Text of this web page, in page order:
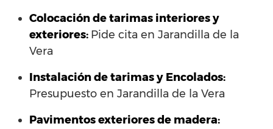
Colocación de tarimas interiores y
exteriores: Pide cita en Jarandilla de la
Vera
Instalación de tarimas y Encolados:
Presupuesto en Jarandilla de la Vera
Pavimentos exteriores de madera: